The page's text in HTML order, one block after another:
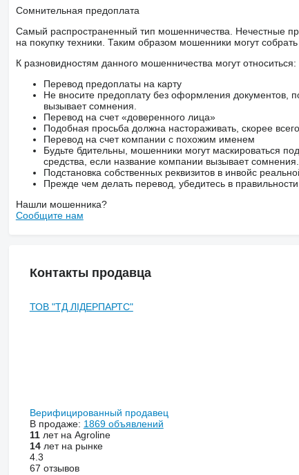
Сомнительная предоплата
Самый распространенный тип мошенничества. Нечестные
на покупку техники. Таким образом мошенники могут
К разновидностям данного мошенничества могут относиться:
Перевод предоплаты на карту
Не вносите предоплату без оформления документов,
вызывает сомнения.
Перевод на счет «доверенного лица»
Подобная просьба должна настораживать, скорее
Перевод на счет компании с похожим именем
Будьте бдительны, мошенники могут маскироваться
средства, если название компании вызывает сомнения.
Подстановка собственных реквизитов в инвойс
Прежде чем делать перевод, убедитесь в
Нашли мошенника?
Сообщите нам
Контакты продавца
ТОВ "ТД ЛІДЕРПАРТС"
Верифицированный продавец
В продаже: 1869 объявлений
11лет на Agroline
14лет на рынке
4.3
67 отзывов